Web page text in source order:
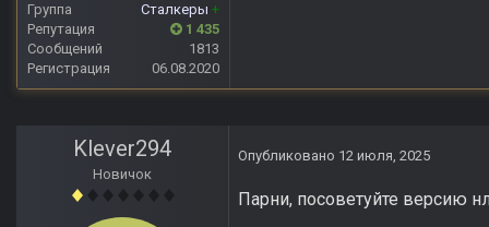
Группа
Сталкеры +
Репутация
1 435
Сообщений
1813
Регистрация
06.08.2020
Klever294
Новичок
Опубликовано 12 июля, 2025
Парни, посоветуйте версию